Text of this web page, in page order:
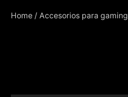
Home /Accesorios para gaming